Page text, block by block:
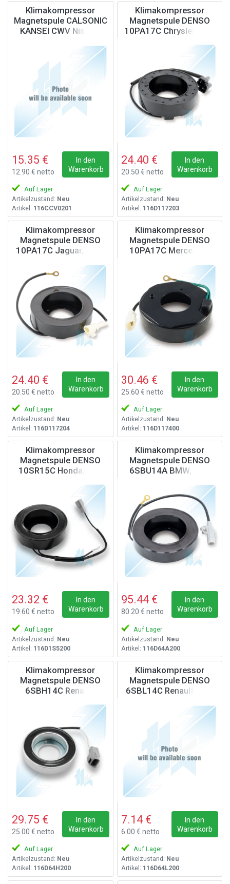
Klimakompressor
Magnetspule CALSONIC
KANSEI CWV Nissan,
15.35 €
12.90 € netto
In den
Warenkorb
Auf Lager
Artikelzustand: Neu
Artikel: 116CCV0201
Klimakompressor
Magnetspule DENSO
10PA17C Chrysler, 12V
24.40 €
20.50 € netto
In den
Warenkorb
Auf Lager
Artikelzustand: Neu
Artikel: 116D117203
Klimakompressor
Magnetspule DENSO
10PA17C Jaguar, Land
24.40 €
20.50 € netto
In den
Warenkorb
Auf Lager
Artikelzustand: Neu
Artikel: 116D117204
Klimakompressor
Magnetspule DENSO
10PA17C Mercedes-
Komatsu, Caterpillar,
24V
30.46 €
25.60 € netto
In den
Warenkorb
Auf Lager
Artikelzustand: Neu
Artikel: 116D117400
Klimakompressor
Magnetspule DENSO
10SR15C Honda, 12V
23.32 €
19.60 € netto
In den
Warenkorb
Auf Lager
Artikelzustand: Neu
Artikel: 116D1S5200
Klimakompressor
Magnetspule DENSO
6SBU14A BMW, 12V
95.44 €
80.20 € netto
In den
Warenkorb
Auf Lager
Artikelzustand: Neu
Artikel: 116D64A200
Klimakompressor
Magnetspule DENSO
6SBH14C Renault,
29.75 €
25.00 € netto
In den
Warenkorb
Auf Lager
Artikelzustand: Neu
Artikel: 116D64H200
Klimakompressor
Magnetspule DENSO
6SBL14C Renault, 12V
7.14 €
6.00 € netto
In den
Warenkorb
Auf Lager
Artikelzustand: Neu
Artikel: 116D64L200